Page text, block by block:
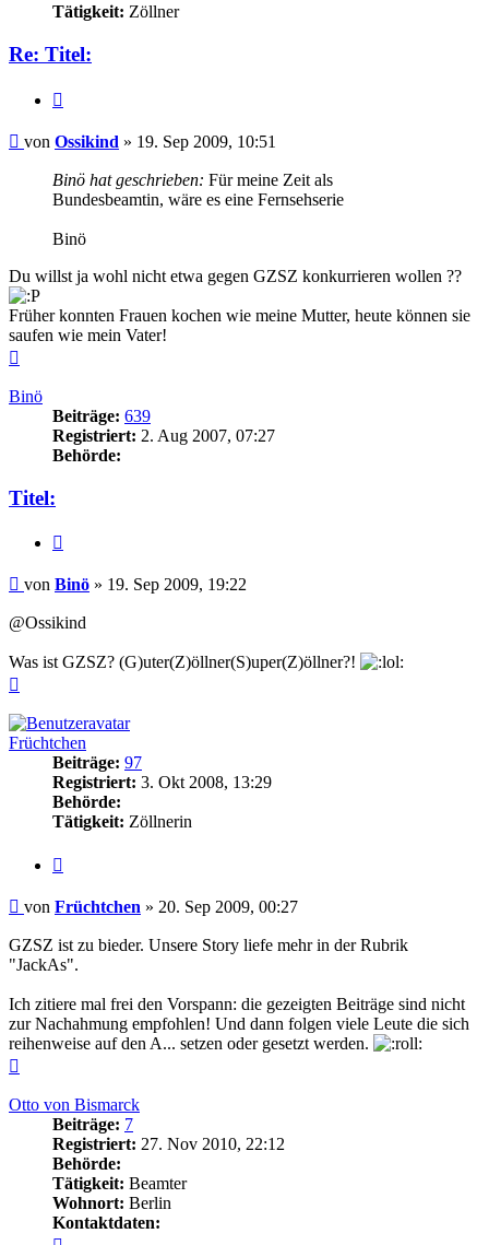
Tätigkeit: Zöllner
Re: Titel:
Beitrag
von Ossikind » 19. Sep 2009, 10:51
Binö hat geschrieben: Für meine Zeit als
Bundesbeamtin, wäre es eine Fernsehserie
Binö
Du willst ja wohl nicht etwa gegen GZSZ konkurrieren wollen ??
Früher konnten Frauen kochen wie meine Mutter, heute können sie
saufen wie mein Vater!
Binö
Beiträge: 639
Registriert: 2. Aug 2007, 07:27
Behörde:
Titel:
Beitrag
von Binö » 19. Sep 2009, 19:22
@Ossikind
Was ist GZSZ? (G)uter(Z)öllner(S)uper(Z)öllner?!
Früchtchen
Beiträge: 97
Registriert: 3. Okt 2008, 13:29
Behörde:
Tätigkeit: Zöllnerin
Beitrag
von Früchtchen » 20. Sep 2009, 00:27
GZSZ ist zu bieder. Unsere Story liefe mehr in der Rubrik
"JackAs".
Ich zitiere mal frei den Vorspann: die gezeigten Beiträge sind nicht
zur Nachahmung empfohlen! Und dann folgen viele Leute die sich
reihenweise auf den A... setzen oder gesetzt werden.
Otto von Bismarck
Beiträge: 7
Registriert: 27. Nov 2010, 22:12
Behörde:
Tätigkeit: Beamter
Wohnort: Berlin
Kontaktdaten: